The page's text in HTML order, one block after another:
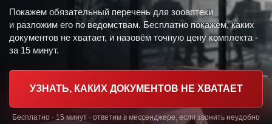
Покажем обязательный перечень для зооаптеки
и разложим его по ведомствам. Бесплатно покажем, каких
документов не хватает, и назовём точную цену комплекта -
за 15 минут.
УЗНАТЬ, КАКИХ ДОКУМЕНТОВ НЕ ХВАТАЕТ
Бесплатно · 15 минут · ответим в мессенджере, если звонить неудобно